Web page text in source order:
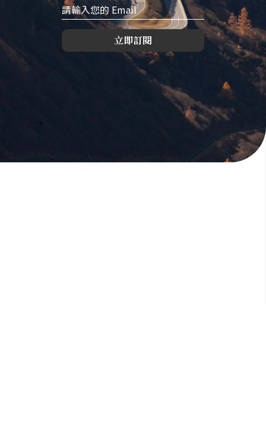
立即訂閱